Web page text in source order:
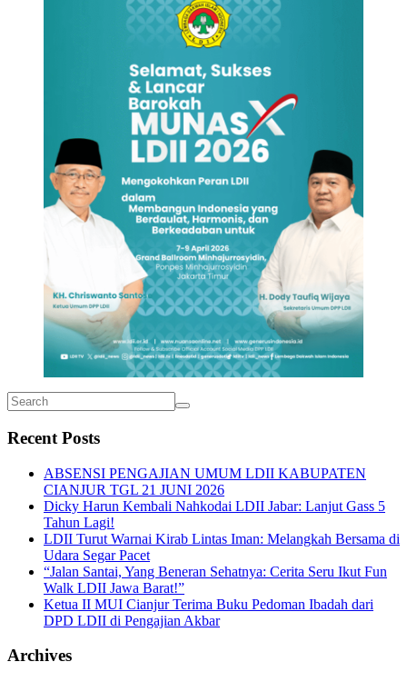
Recent Posts
ABSENSI PENGAJIAN UMUM LDII KABUPATEN
CIANJUR TGL 21 JUNI 2026
Dicky Harun Kembali Nahkodai LDII Jabar: Lanjut Gass 5
Tahun Lagi!
LDII Turut Warnai Kirab Lintas Iman: Melangkah Bersama di
Udara Segar Pacet
“Jalan Santai, Yang Beneran Sehatnya: Cerita Seru Ikut Fun
Walk LDII Jawa Barat!”
Ketua II MUI Cianjur Terima Buku Pedoman Ibadah dari
DPD LDII di Pengajian Akbar
Archives